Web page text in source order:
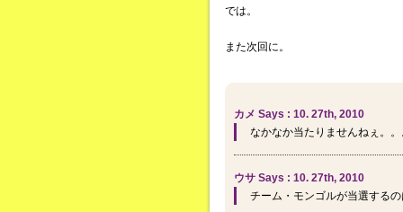
では。
また次回に。
カメ Says : 10. 27th, 2010
なかなか当たりませんねぇ。
ウサ Says : 10. 27th, 2010
チーム・モンゴルが当選する